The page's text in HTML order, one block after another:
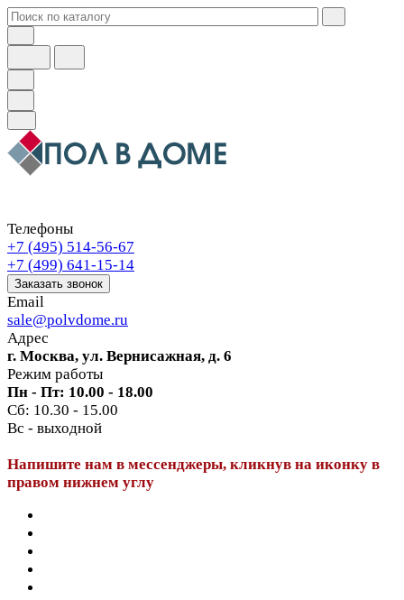
Телефоны
+7 (495) 514-56-67
+7 (499) 641-15-14
Заказать звонок
Email
sale@polvdome.ru
Адрес
г. Москва, ул. Вернисажная, д. 6
Режим работы
Пн - Пт: 10.00 - 18.00
Сб: 10.30 - 15.00
Вс - выходной
Напишите нам в мессенджеры, кликнув на иконку в
правом нижнем углу